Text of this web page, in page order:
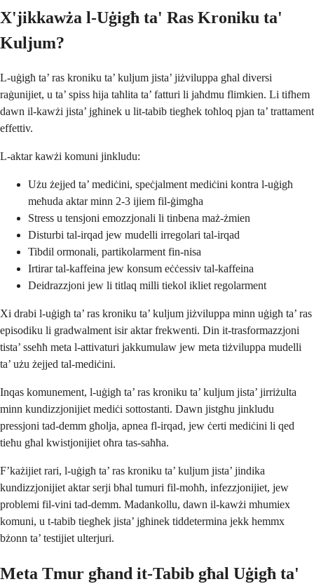
X'jikkawża l-Uġigħ ta' Ras Kroniku ta'
Kuljum?
L-uġigħ ta’ ras kroniku ta’ kuljum jista’ jiżviluppa għal diversi
raġunijiet, u ta’ spiss hija taħlita ta’ fatturi li jaħdmu flimkien. Li tifhem
dawn il-kawżi jista’ jgħinek u lit-tabib tiegħek toħloq pjan ta’ trattament
effettiv.
L-aktar kawżi komuni jinkludu:
Użu żejjed ta’ mediċini, speċjalment mediċini kontra l-uġigħ
meħuda aktar minn 2-3 ijiem fil-ġimgħa
Stress u tensjoni emozzjonali li tinbena maż-żmien
Disturbi tal-irqad jew mudelli irregolari tal-irqad
Tibdil ormonali, partikolarment fin-nisa
Irtirar tal-kaffeina jew konsum eċċessiv tal-kaffeina
Deidrazzjoni jew li titlaq milli tiekol ikliet regolarment
Xi drabi l-uġigħ ta’ ras kroniku ta’ kuljum jiżviluppa minn uġigħ ta’ ras
episodiku li gradwalment isir aktar frekwenti. Din it-trasformazzjoni
tista’ sseħħ meta l-attivaturi jakkumulaw jew meta tiżviluppa mudelli
ta’ użu żejjed tal-mediċini.
Inqas komunement, l-uġigħ ta’ ras kroniku ta’ kuljum jista’ jirriżulta
minn kundizzjonijiet mediċi sottostanti. Dawn jistgħu jinkludu
pressjoni tad-demm għolja, apnea fl-irqad, jew ċerti mediċini li qed
tieħu għal kwistjonijiet oħra tas-saħħa.
F’każijiet rari, l-uġigħ ta’ ras kroniku ta’ kuljum jista’ jindika
kundizzjonijiet aktar serji bħal tumuri fil-moħħ, infezzjonijiet, jew
problemi fil-vini tad-demm. Madankollu, dawn il-kawżi mhumiex
komuni, u t-tabib tiegħek jista’ jgħinek tiddetermina jekk hemmx
bżonn ta’ testijiet ulterjuri.
Meta Tmur għand it-Tabib għal Uġigħ ta'